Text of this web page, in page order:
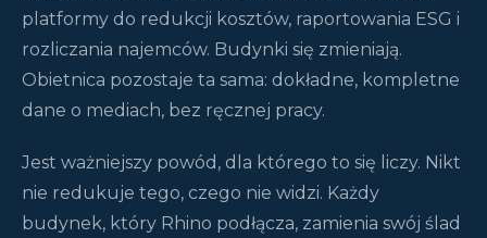
platformy do redukcji kosztów, raportowania ESG i
rozliczania najemców. Budynki się zmieniają.
Obietnica pozostaje ta sama: dokładne, kompletne
dane o mediach, bez ręcznej pracy.
Jest ważniejszy powód, dla którego to się liczy. Nikt
nie redukuje tego, czego nie widzi. Każdy
budynek, który Rhino podłącza, zamienia swój ślad